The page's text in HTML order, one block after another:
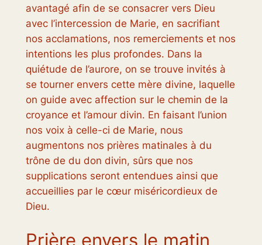
avantagé afin de se consacrer vers Dieu
avec l’intercession de Marie, en sacrifiant
nos acclamations, nos remerciements et nos
intentions les plus profondes. Dans la
quiétude de l’aurore, on se trouve invités à
se tourner envers cette mère divine, laquelle
on guide avec affection sur le chemin de la
croyance et l’amour divin. En faisant l’union
nos voix à celle-ci de Marie, nous
augmentons nos prières matinales à du
trône de du don divin, sûrs que nos
supplications seront entendues ainsi que
accueillies par le cœur miséricordieux de
Dieu.
Prière envers le matin